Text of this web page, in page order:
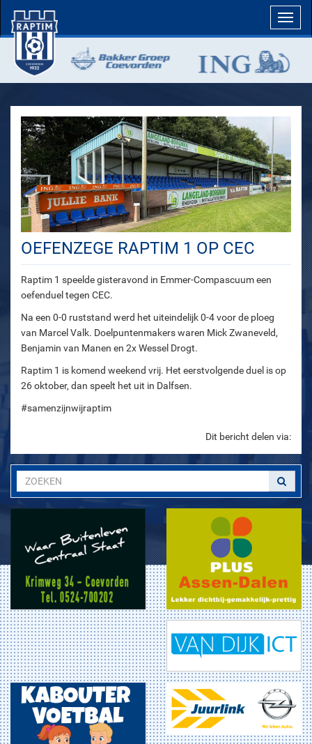
OEFENZEGE RAPTIM 1 OP CEC
Raptim 1 speelde gisteravond in Emmer-Compascuum een
oefenduel tegen CEC.
Na een 0-0 ruststand werd het uiteindelijk 0-4 voor de ploeg
van Marcel Valk. Doelpuntenmakers waren Mick Zwaneveld,
Benjamin van Manen en 2x Wessel Drogt.
Raptim 1 is komend weekend vrij. Het eerstvolgende duel is op
26 oktober, dan speelt het uit in Dalfsen.
#samenzijnwijraptim
Dit bericht delen via: